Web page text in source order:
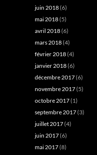
juin 2018(6)
mai 2018(5)
avril 2018(6)
mars 2018(4)
février 2018(4)
janvier 2018(6)
décembre 2017(6)
novembre 2017(5)
octobre 2017(1)
septembre 2017(3)
juillet 2017(4)
juin 2017(6)
mai 2017(8)